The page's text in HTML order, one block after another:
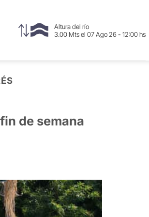
Altura del río
3.00 Mts el 07 Ago 26 - 12:00 hs
de semana